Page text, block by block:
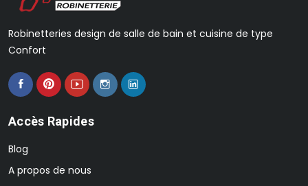
Robinetteries design de salle de bain et cuisine de type
Confort
Accès Rapides
Blog
A propos de nous